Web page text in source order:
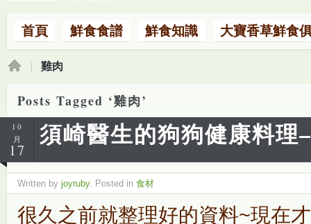
首頁 鮮食食譜 鮮食知識 大寶香草鮮食
雞肉
Posts Tagged ‘雞肉’
10
月
17
須崎醫生的狗狗健康料理
Written by joyruby. Posted in 食材
很久之前就整理好的資料~現在